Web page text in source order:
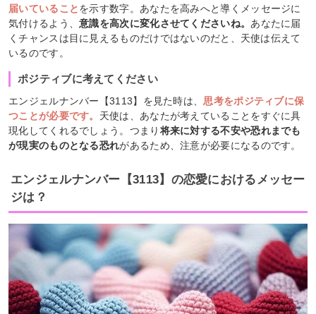
届いていることを示す数字。あなたを高みへと導くメッセージに
気付けるよう、意識を高次に変化させてくださいね。 あなたに届
くチャンスは目に見えるものだけではないのだと、天使は伝えて
いるのです。
ポジティブに考えてください
エンジェルナンバー【3113】を見た時は、思考をポジティブに保
つことが必要です。 天使は、あなたが考えていることをすぐに具
現化してくれるでしょう。つまり 将来に対する不安や恐れまでも
が現実のものとなる恐れがあるため、注意が必要になるのです。
エンジェルナンバー【3113】の恋愛におけるメッセー
ジは？